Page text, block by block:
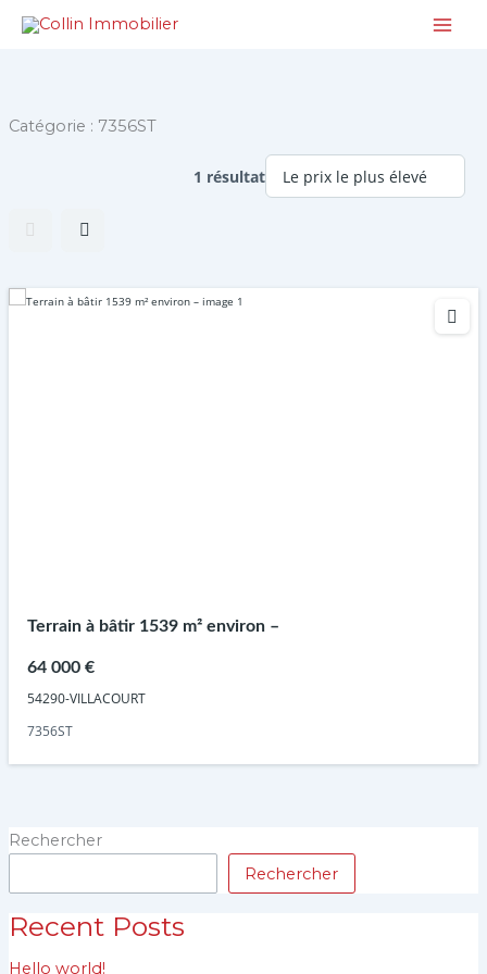
Aller
Catégorie : 7356ST
1 résultat
Terrain à bâtir 1539 m² environ –
64 000 €
54290-VILLACOURT
7356ST
Rechercher
Rechercher
Recent Posts
Hello world!